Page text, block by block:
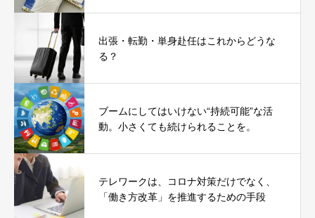
出張・転勤・単身赴任はこれからどうな
る？
ブームにしてはいけない“持続可能”な活
動。小さくても続けられることを。
テレワークは、コロナ対策だけでなく、
「働き方改革」を推進するための手段